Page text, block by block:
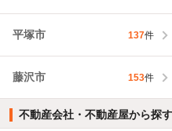
平塚市 137件
藤沢市 153件
不動産会社・不動産屋から探す